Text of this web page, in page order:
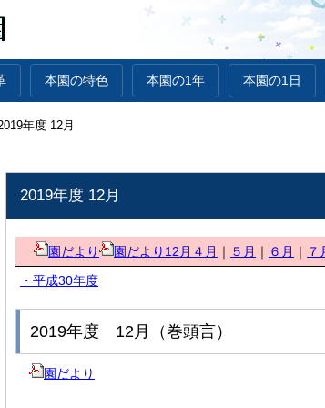
本園の特色 本園の1年 本園の1日
年度 12月
2019年度 12月
園だより 園だより12月 ４月 ｜ ５月 ｜ ６月 ｜ ７
・平成30年度
2019年度 12月（巻頭言）
園だより